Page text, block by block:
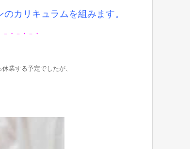
カリキュラムを組みます。
・－・－・
業する予定でしたが、